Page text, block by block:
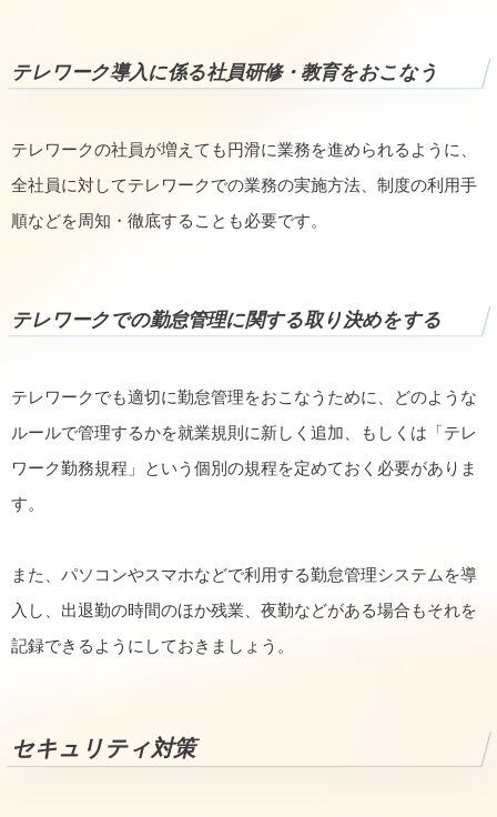
テレワーク導入に係る社員研修・教育をおこなう
テレワークの社員が増えても円滑に業務を進められるように、
全社員に対してテレワークでの業務の実施方法、制度の利用手
順などを周知・徹底することも必要です。
テレワークでの勤怠管理に関する取り決めをする
テレワークでも適切に勤怠管理をおこなうために、どのような
ルールで管理するかを就業規則に新しく追加、もしくは「テレ
ワーク勤務規程」という個別の規程を定めておく必要がありま
す。
また、パソコンやスマホなどで利用する勤怠管理システムを導
入し、出退勤の時間のほか残業、夜勤などがある場合もそれを
記録できるようにしておきましょう。
セキュリティ対策